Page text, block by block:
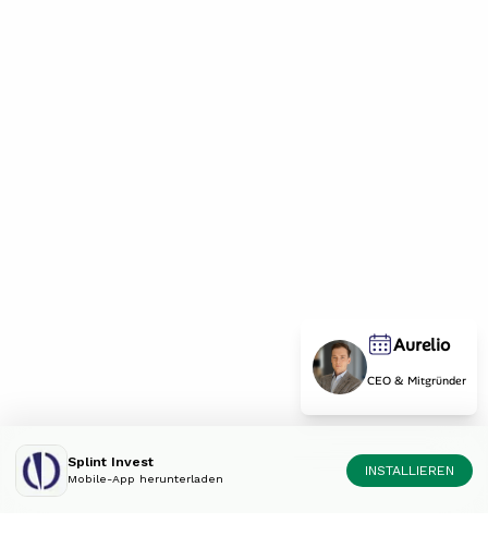
Aurelio
CEO & Mitgründer
Splint Invest
Mobile-App herunterladen
INSTALLIEREN